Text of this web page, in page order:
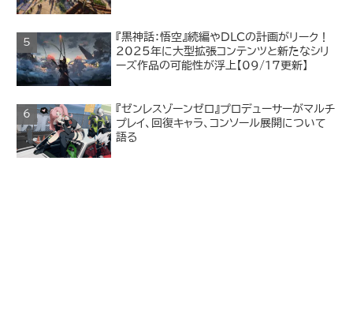
『黒神話：悟空』続編やDLCの計画がリーク！
2025年に大型拡張コンテンツと新たなシリ
ーズ作品の可能性が浮上【09/17更新】
『ゼンレスゾーンゼロ』プロデューサーがマルチ
プレイ、回復キャラ、コンソール展開について
語る